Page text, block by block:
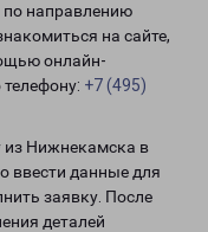
по направлению
на сайте,
онлайн-
+7 (495)
из Нижнекамска в
ввести данные для
заявку. После
деталей